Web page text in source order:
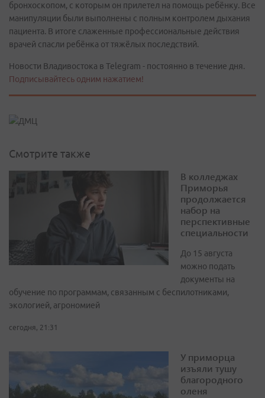
бронхоскопом, с которым он прилетел на помощь ребёнку. Все
манипуляции были выполнены с полным контролем дыхания
пациента. В итоге слаженные профессиональные действия
врачей спасли ребёнка от тяжёлых последствий.
Новости Владивостока в Telegram - постоянно в течение дня.
Подписывайтесь одним нажатием!
Смотрите также
В колледжах
Приморья
продолжается
набор на
перспективные
специальности
До 15 августа
можно подать
документы на
обучение по программам, связанным с беспилотниками,
экологией, агрономией
сегодня, 21:31
У приморца
изъяли тушу
благородного
оленя